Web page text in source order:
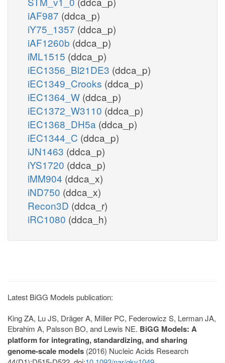
iAF987 (ddca_p)
iY75_1357 (ddca_p)
iAF1260b (ddca_p)
iML1515 (ddca_p)
iEC1356_Bl21DE3 (ddca_p)
iEC1349_Crooks (ddca_p)
iEC1364_W (ddca_p)
iEC1372_W3110 (ddca_p)
iEC1368_DH5a (ddca_p)
iEC1344_C (ddca_p)
iJN1463 (ddca_p)
iYS1720 (ddca_p)
iMM904 (ddca_x)
iND750 (ddca_x)
Recon3D (ddca_r)
iRC1080 (ddca_h)
Latest BiGG Models publication:
King ZA, Lu JS, Dräger A, Miller PC, Federowicz S, Lerman JA,
Ebrahim A, Palsson BO, and Lewis NE. BiGG Models: A
platform for integrating, standardizing, and sharing
genome-scale models (2016) Nucleic Acids Research